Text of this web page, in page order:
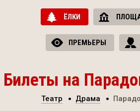
ЁЛКИ
ПРЕМЬЕРЫ
Билеты на
Театр Драма